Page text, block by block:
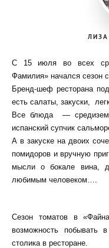
С 15 июля во всех
Фамилия» начался сезон
Бренд-шеф ресторана
есть салаты, закуски,
Все блюда —
испанский супчик
А в закуске на двоих
помидоров и вручную
мысли о бокале вина,
любимым человеком….
Сезон томатов в
возможность побывать
столика в ресторане.